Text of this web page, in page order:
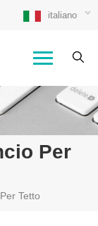
italiano
Per
Tetto